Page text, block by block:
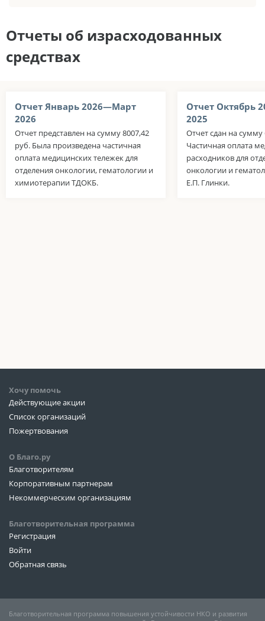
Отчеты об израсходованных
средствах
Отчет Январь 2026—Март
2026
Отчет представлен на сумму 8007,42
руб. Была произведена частичная
оплата медицинских тележек для
отделения онкологии, гематологии и
химиотерапии ТДОКБ.
Отчет Октябрь
2025
Отчет сдан на сумму
Частичная оплата
расходников для
онкологии и
Е.П. Глинки.
Хочу помочь
Действующие акции
Список организаций
Пожертвования
О Благо.ру
Благотворителям
Корпоративным партнерам
Некоммерческим организациям
Благотворительная программа
Регистрация
Войти
Обратная связь
Благотворительная программа повышения устойчивости НКО и развития